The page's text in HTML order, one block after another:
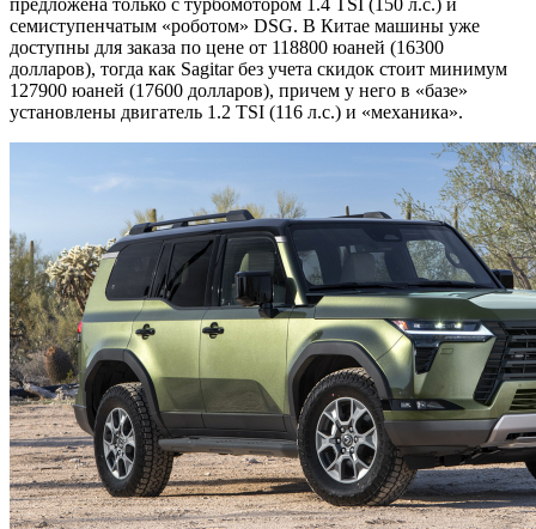
семиступенчатым «роботом» DSG. В Китае машины уже
доступны для заказа по цене от 118800 юаней (16300
долларов), тогда как Sagitar без учета скидок стоит минимум
127900 юаней (17600 долларов), причем у него в «базе»
установлены двигатель 1.2 TSI (116 л.с.) и «механика».